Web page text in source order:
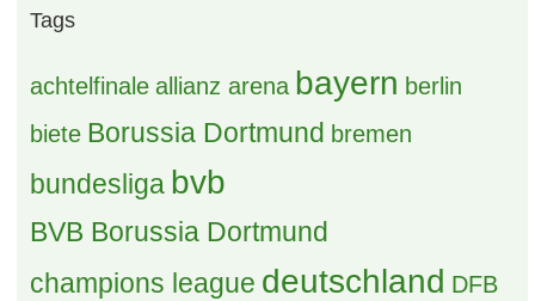
Tags
achtelfinale allianz arena bayern berlin
biete Borussia Dortmund bremen
bundesliga bvb
BVB Borussia Dortmund
champions league deutschland DFB